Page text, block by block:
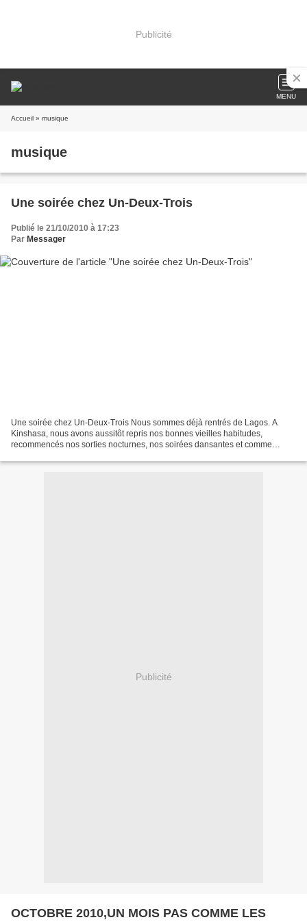
Publicité
MENU
Accueil » musique
musique
Une soirée chez Un-Deux-Trois
Publié le 21/10/2010 à 17:23
Par Messager
Une soirée chez Un-Deux-Trois Nous sommes déjà rentrés de Lagos. A
Kinshasa, nous avons aussitôt repris nos bonnes vieilles habitudes,
recommencés nos sorties nocturnes, nos soirées dansantes et comme
Publicité
OCTOBRE 2010,UN MOIS PAS COMME LES